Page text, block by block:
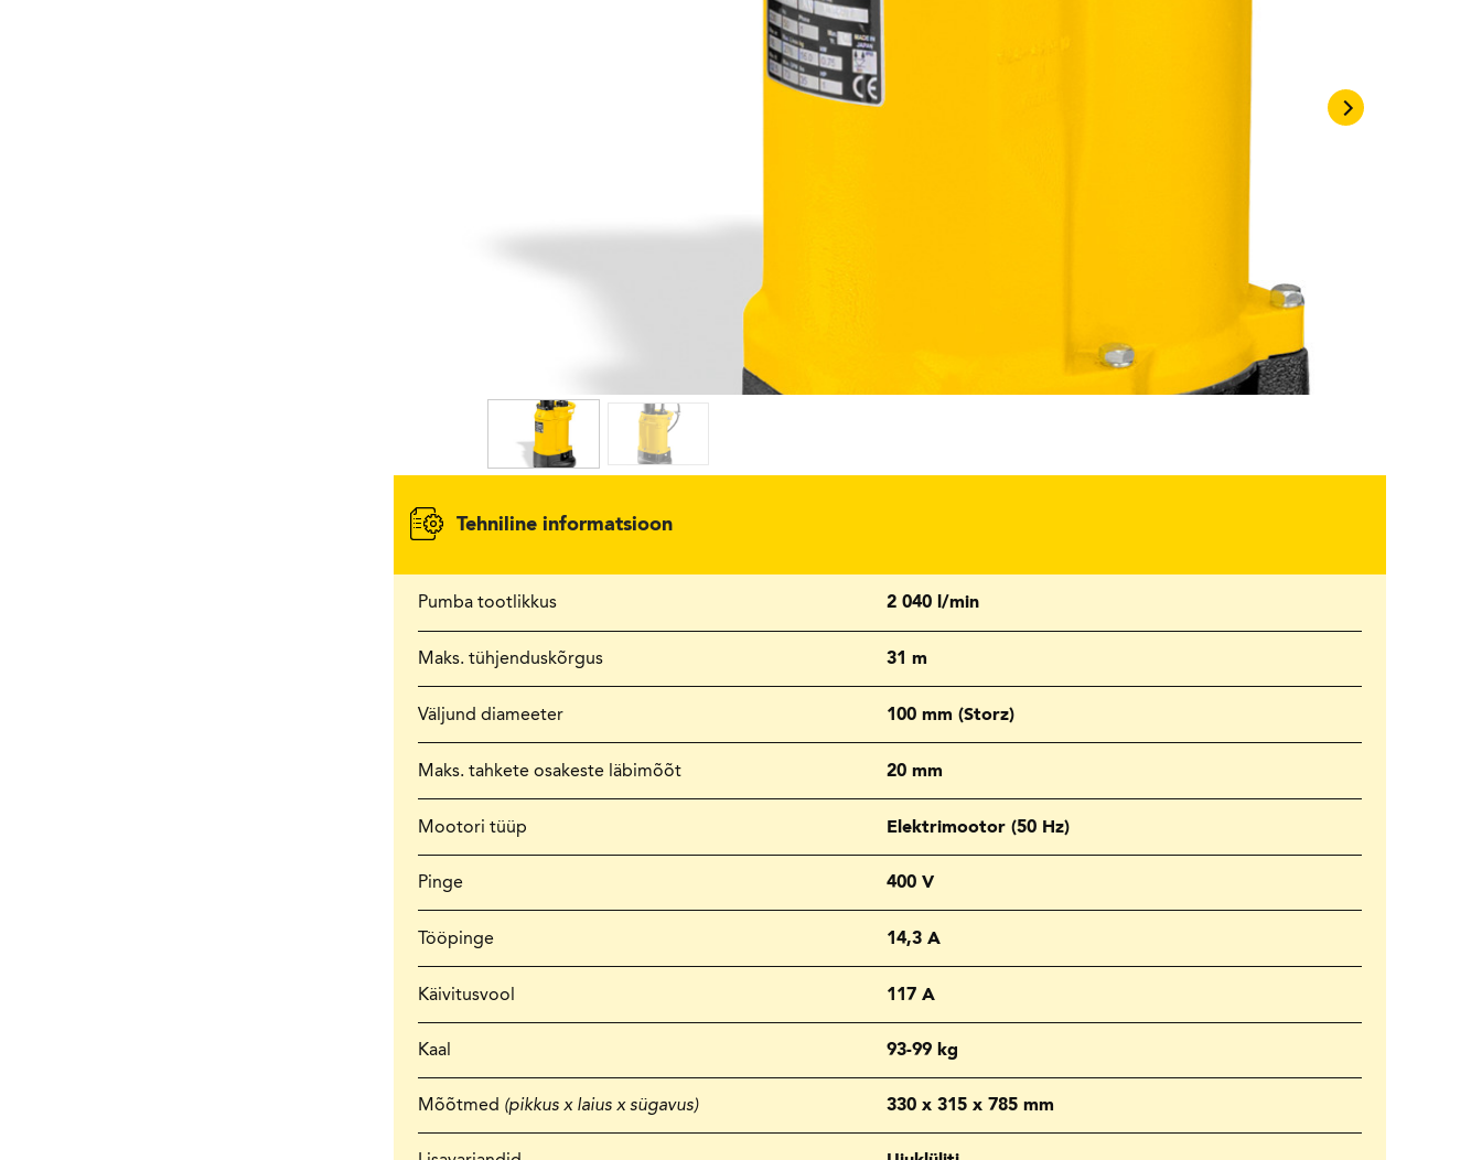
Tehniline informatsioon
Pumba tootlikkus 2 040 l/min
Maks. tühjenduskõrgus 31 m
Väljund diameeter 100 mm (Storz)
Maks. tahkete osakeste läbimõõt 20 mm
Mootori tüüp Elektrimootor (50 Hz)
Pinge 400 V
Tööpinge 14,3 A
Käivitusvool 117 A
Kaal 93-99 kg
Mõõtmed (pikkus x laius x sügavus) 330 x 315 x 785 mm